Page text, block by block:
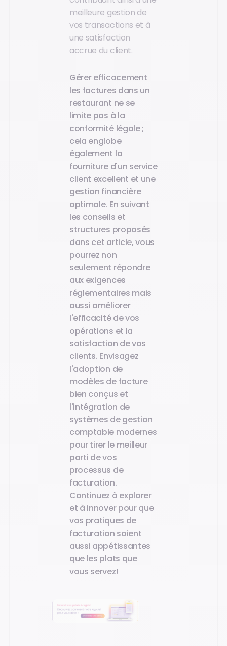
meilleure gestion de
vos transactions et à
une satisfaction
accrue du client.
Gérer efficacement
les factures dans un
restaurant ne se
limite pas à la
conformité légale ;
cela englobe
également la
fourniture d'un service
client excellent et une
gestion financière
optimale. En suivant
les conseils et
structures proposés
dans cet article, vous
pourrez non
seulement répondre
aux exigences
réglementaires mais
aussi améliorer
l'efficacité de vos
opérations et la
satisfaction de vos
clients. Envisagez
l'adoption de
modèles de facture
bien conçus et
l'intégration de
systèmes de gestion
comptable modernes
pour tirer le meilleur
parti de vos
processus de
facturation.
Continuez à explorer
et à innover pour que
vos pratiques de
facturation soient
aussi appétissantes
que les plats que
vous servez!